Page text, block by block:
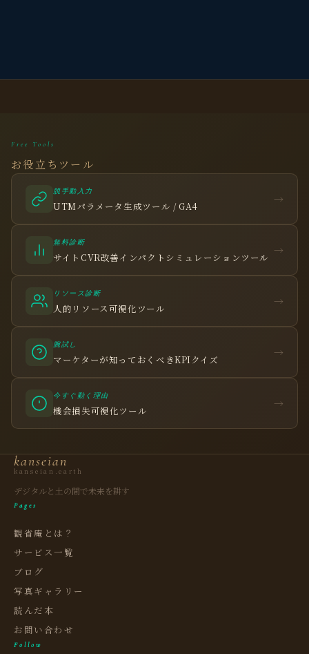
Free Tools
お役立ちツール
脱手動入力
UTMパラメータ生成ツール / GA4
→
無料診断
サイトCVR改善インパクトシミュレーションツール
→
リソース診断
人的リソース可視化ツール
→
腕試し
マーケターが知っておくべきKPIクイズ
→
今すぐ動く理由
機会損失可視化ツール
→
kanseian
kanseian.earth
デジタルと土の間で未来を耕す
Pages
観省庵とは？
サービス一覧
ブログ
写真ギャラリー
読んだ本
お問い合わせ
Follow
観 観省庵 相談窓口
BUSINESS CONSULTING
📈 利益を増やしたい
🔍 現状サイトを分析したい
🧭 個人コーチングとは？